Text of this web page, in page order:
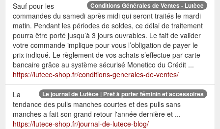
Conditions Générales de Ventes - Lutèce
Sauf pour les
commandes du samedi après midi qui seront traités le mardi
matin. Pendant les périodes de soldes, ce délai de traitement
pourra être porté jusqu’à 3 jours ouvrables. Le fait de valider
votre commande implique pour vous l’obligation de payer le
prix indiqué. Le règlement de vos achats s’effectue par carte
bancaire grâce au système sécurisé Monetico du Crédit ...
https://lutece-shop.fr/conditions-generales-de-ventes/
Le journal de Lutèce | Prêt à porter féminin et accessoires
La
tendance des pulls manches courtes et des pulls sans
manches a fait son grand retour l'année dernière et ...
https://lutece-shop.fr/journal-de-lutece-blog/